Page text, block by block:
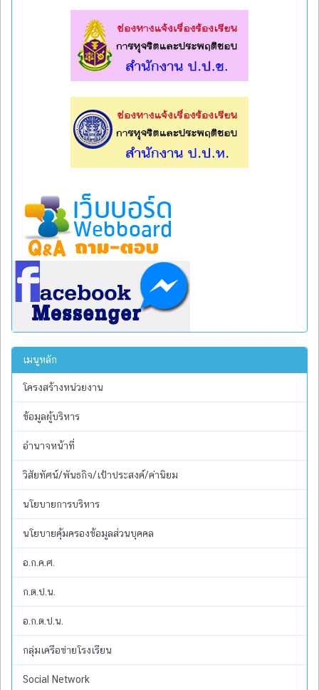
เมนูหลัก
โครงสร้างหน่วยงาน
ข้อมูลผู้บริหาร
อำนาจหน้าที่
วิสัยทัศน์/พันธกิจ/เป้าประสงค์/ค่านิยม
นโยบายการบริหาร
นโยบายคุ้มครองข้อมูลส่วนบุคคล
อ.ก.ค.ศ.
ก.ต.ป.น.
อ.ก.ต.ป.น.
กลุ่มเครือข่ายโรงเรียน
Social Network